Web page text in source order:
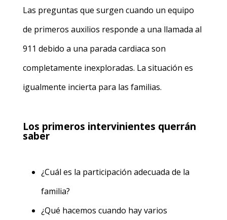
Las preguntas que surgen cuando un equipo
de primeros auxilios responde a una llamada al
911 debido a una parada cardiaca son
completamente inexploradas. La situación es
igualmente incierta para las familias.
Los primeros intervinientes querrán
saber
¿Cuál es la participación adecuada de la
familia?
¿Qué hacemos cuando hay varios